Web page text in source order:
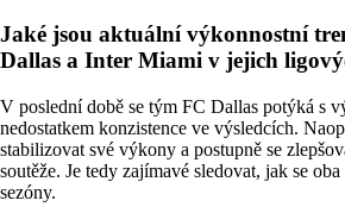
Jaké jsou aktuální výkonnostní
Dallas a Inter Miami v jejich
V poslední době se tým FC Dallas potýká s
nedostatkem konzistence ve výsledcích.
stabilizovat své výkony a postupně se
soutěže. Je tedy zajímavé sledovat, jak se
sezóny.